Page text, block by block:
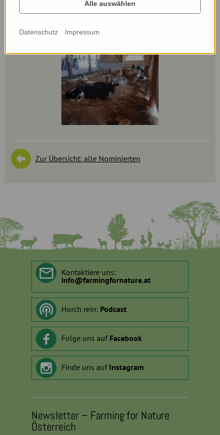
Zur Übersicht: alle Nominierten
Kontaktiere uns:
info@farmingfornature.at
Horch rein: Podcast
Folge uns auf Facebook
Finde uns auf Instagram
Newsletter – Farming for Nature
Österreich
Alle auswählen
Datenschutz Impressum